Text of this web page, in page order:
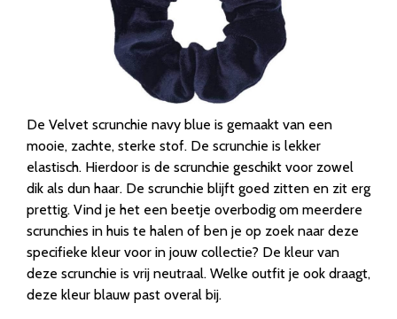
De Velvet scrunchie navy blue is gemaakt van een
mooie, zachte, sterke stof. De scrunchie is lekker
elastisch. Hierdoor is de scrunchie geschikt voor zowel
dik als dun haar. De scrunchie blijft goed zitten en zit erg
prettig. Vind je het een beetje overbodig om meerdere
scrunchies in huis te halen of ben je op zoek naar deze
specifieke kleur voor in jouw collectie? De kleur van
deze scrunchie is vrij neutraal. Welke outfit je ook draagt,
deze kleur blauw past overal bij.